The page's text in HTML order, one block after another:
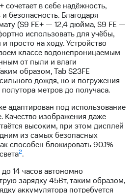
сочетает в себе надёжность,
безопасность. Благодаря
(S9 FE+ — 12,4 дюйма, S9 FE —
использовать для учёбы,
просто на ходу. Устройство
классе водонепроницаемым
от пыли и влаги
образом, Tab S23FE
дождя, но и погружения
метров до получаса.
адаптирован под использование
Качество изображения даже
высоким, при этом дисплей
из самых безопасных
способен блокировать 90.1%
2.
14 часов автономно
зарядку 45Вт, таким образом,
аккумулятора потребуется